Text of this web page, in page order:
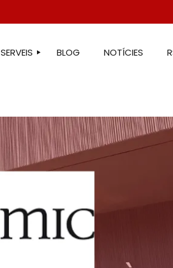
SERVEIS
ASSESSORIA FISCAL
ASSESSORIA COMPTABLE
ASSESSORIA JURÍDICA
ASSESSORIA ADMINISTRATIVA
PROTECCIÓ DE DADES
SERVEIS IMMOBILIARIS
BLOG NOTÍCIES